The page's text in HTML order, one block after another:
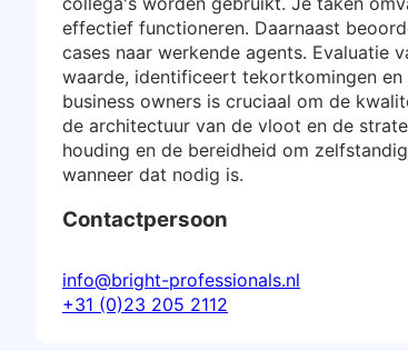
effectief functioneren. Daarnaast
cases naar werkende agents. Evaluatie
waarde, identificeert tekortkomingen
business owners is cruciaal om de
de architectuur van de vloot en de
houding en de bereidheid om
wanneer dat nodig is.
Contactpersoon
info@bright-professionals.nl
+31 (0)23 205 2112